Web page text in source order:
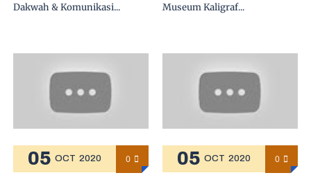
Dakwah & Komunikasi...
Museum Kaligraf...
05 OCT 2020 0 05 OCT 2020 0